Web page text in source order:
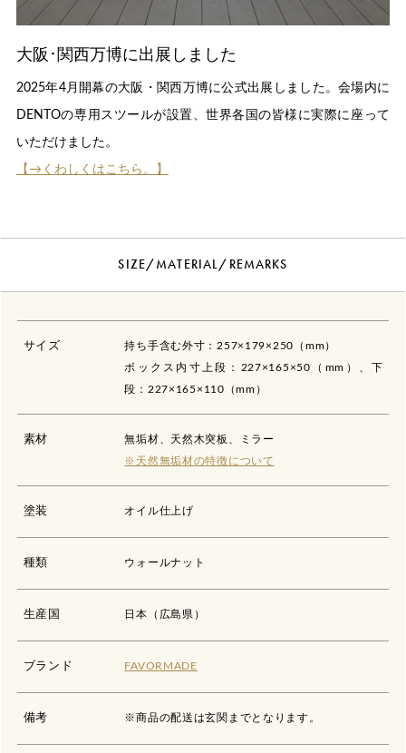
大阪･関西万博に出展しました
2025年4月開幕の大阪・関西万博に公式出展しました。会場内に
DENTOの専用スツールが設置、世界各国の皆様に実際に座って
いただけました。
【→くわしくはこちら。】
SIZE/MATERIAL/REMARKS
サイズ
持ち手含む外寸：257×179×250（mm）
ボックス内寸上段：227×165×50（mm）、下
段：227×165×110（mm）
素材
無垢材、天然木突板、ミラー
※天然無垢材の特徴について
塗装 オイル仕上げ
種類 ウォールナット
生産国 日本（広島県）
ブランド FAVORMADE
備考 ※商品の配送は玄関までとなります。